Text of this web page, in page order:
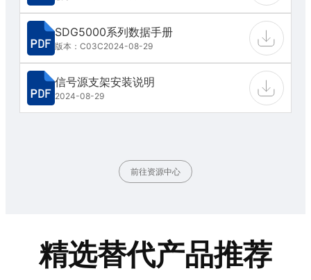
SDG5000系列数据手册
版本：C03C2024-08-29
信号源支架安装说明
2024-08-29
前往资源中心
精选替代产品推荐